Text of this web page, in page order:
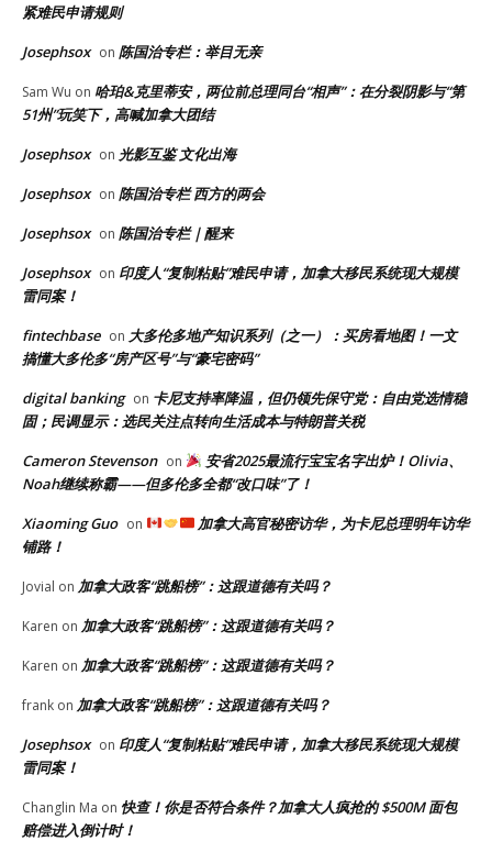
紧难民申请规则
Josephsox on 陈国治专栏：举目无亲
Sam Wu on 哈珀&克里蒂安，两位前总理同台“相声”：在分裂阴影与“第
51州”玩笑下，高喊加拿大团结
Josephsox on 光影互鉴 文化出海
Josephsox on 陈国治专栏 西方的两会
Josephsox on 陈国治专栏｜醒来
Josephsox on 印度人“复制粘贴”难民申请，加拿大移民系统现大规模
雷同案！
fintechbase on 大多伦多地产知识系列（之一）：买房看地图！一文
搞懂大多伦多“房产区号”与“豪宅密码”
digital banking on 卡尼支持率降温，但仍领先保守党：自由党选情稳
固；民调显示：选民关注点转向生活成本与特朗普关税
Cameron Stevenson on
安省2025最流行宝宝名字出炉！Olivia、
Noah继续称霸——但多伦多全都“改口味”了！
Xiaoming Guo on
加拿大高官秘密访华，为卡尼总理明年访华
铺路！
Jovial on 加拿大政客“跳船榜”：这跟道德有关吗？
Karen on 加拿大政客“跳船榜”：这跟道德有关吗？
Karen on 加拿大政客“跳船榜”：这跟道德有关吗？
frank on 加拿大政客“跳船榜”：这跟道德有关吗？
Josephsox on 印度人“复制粘贴”难民申请，加拿大移民系统现大规模
雷同案！
Changlin Ma on 快查！你是否符合条件？加拿大人疯抢的 $500M 面包
赔偿进入倒计时！